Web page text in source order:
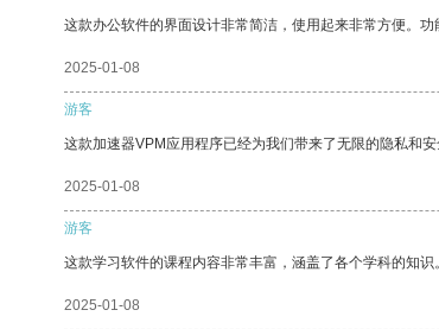
这款办公软件的界面设计非常简洁，使用起来非常方便。功
2025-01-08
游客
这款加速器VPM应用程序已经为我们带来了无限的隐私和安
2025-01-08
游客
这款学习软件的课程内容非常丰富，涵盖了各个学科的知
2025-01-08